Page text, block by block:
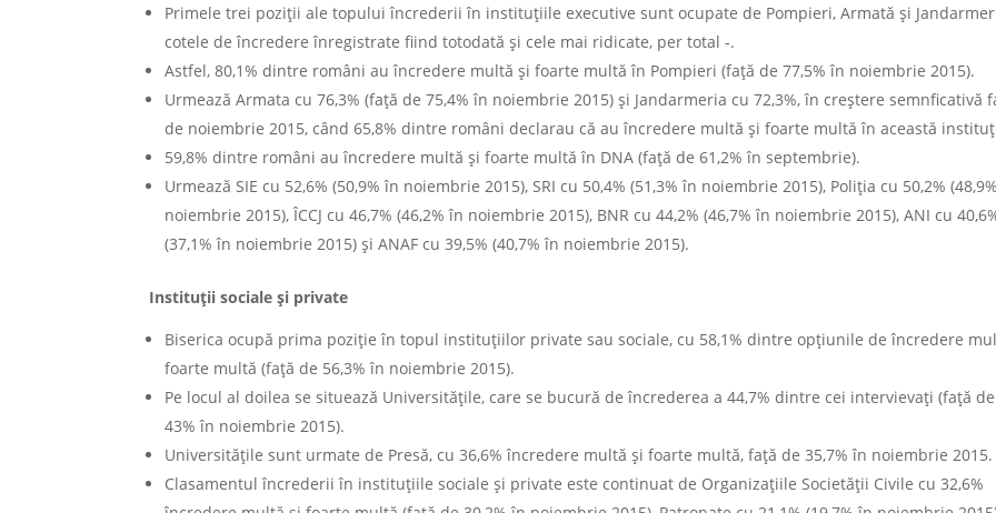
Primele trei poziții ale topului încrederii în instituțiile executive sunt ocupate de Pompieri, Armată și
cotele de încredere înregistrate fiind totodată și cele mai ridicate, per total -.
Astfel, 80,1% dintre români au încredere multă și foarte multă în Pompieri (față de 77,5% în noiembrie 2015).
Urmează Armata cu 76,3% (față de 75,4% în noiembrie 2015) și Jandarmeria cu 72,3%, în creștere semnficativă
de noiembrie 2015, când 65,8% dintre români declarau că au încredere multă și foarte multă în această
59,8% dintre români au încredere multă și foarte multă în DNA (față de 61,2% în septembrie).
Urmează SIE cu 52,6% (50,9% în noiembrie 2015), SRI cu 50,4% (51,3% în noiembrie 2015), Poliția cu 50,2%
noiembrie 2015), ÎCCJ cu 46,7% (46,2% în noiembrie 2015), BNR cu 44,2% (46,7% în noiembrie 2015), ANI cu
(37,1% în noiembrie 2015) și ANAF cu 39,5% (40,7% în noiembrie 2015).
Instituții sociale și private
Biserica ocupă prima poziție în topul instituțiilor private sau sociale, cu 58,1% dintre opțiunile de încredere
foarte multă (față de 56,3% în noiembrie 2015).
Pe locul al doilea se situează Universitățile, care se bucură de încrederea a 44,7% dintre cei intervievați (față de
43% în noiembrie 2015).
Universitățile sunt urmate de Presă, cu 36,6% încredere multă și foarte multă, față de 35,7% în noiembrie 2015.
Clasamentul încrederii în instituțiile sociale și private este continuat de Organizațiile Societății Civile cu 32,6%